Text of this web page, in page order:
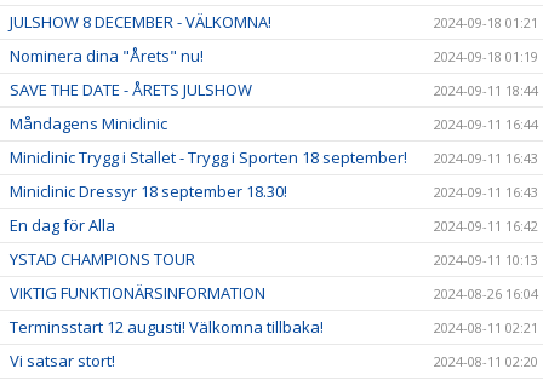
JULSHOW 8 DECEMBER - VÄLKOMNA! 2024-09-18 01:21
Nominera dina "Årets" nu! 2024-09-18 01:19
SAVE THE DATE - ÅRETS JULSHOW 2024-09-11 18:44
Måndagens Miniclinic 2024-09-11 16:44
Miniclinic Trygg i Stallet - Trygg i Sporten 18 september! 2024-09-11 16:43
Miniclinic Dressyr 18 september 18.30! 2024-09-11 16:43
En dag för Alla 2024-09-11 16:42
YSTAD CHAMPIONS TOUR 2024-09-11 10:13
VIKTIG FUNKTIONÄRSINFORMATION 2024-08-26 16:04
Terminsstart 12 augusti! Välkomna tillbaka! 2024-08-11 02:21
Vi satsar stort! 2024-08-11 02:20